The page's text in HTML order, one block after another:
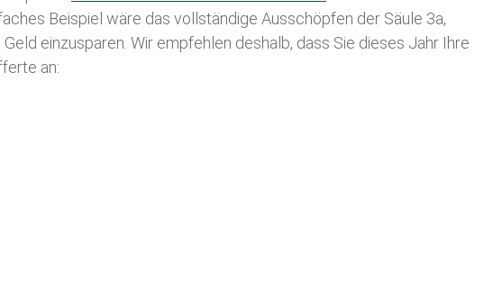
Beispiel wäre das vollständige Ausschöpfen der Säule 3a,
einzusparen. Wir empfehlen deshalb, dass Sie dieses Jahr Ihre
an: